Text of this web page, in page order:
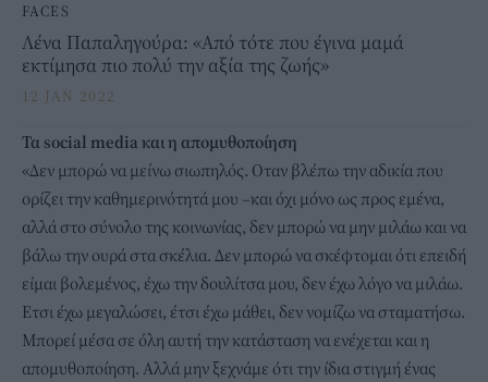
FACES
Λένα Παπαληγούρα: «Από τότε που έγινα μαμά
εκτίμησα πιο πολύ την αξία της ζωής»
12 JAN 2022
Τα social media και η απομυθοποίηση
«Δεν μπορώ να μείνω σιωπηλός. Οταν βλέπω την αδικία που
ορίζει την καθημερινότητά μου –και όχι μόνο ως προς εμένα,
αλλά στο σύνολο της κοινωνίας, δεν μπορώ να μην μιλάω και να
βάλω την ουρά στα σκέλια. Δεν μπορώ να σκέφτομαι ότι επειδή
είμαι βολεμένος, έχω την δουλίτσα μου, δεν έχω λόγο να μιλάω.
Ετσι έχω μεγαλώσει, έτσι έχω μάθει, δεν νομίζω να σταματήσω.
Μπορεί μέσα σε όλη αυτή την κατάσταση να ενέχεται και η
απομυθοποίηση. Αλλά μην ξεχνάμε ότι την ίδια στιγμή ένας